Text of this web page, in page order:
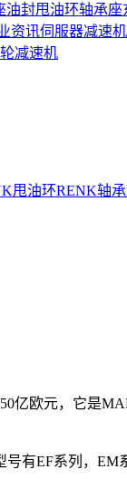
油封甩油环轴承座
资讯伺服器减速机
减速机
甩油环RENK轴
欧元，它是
有EF系列，EM